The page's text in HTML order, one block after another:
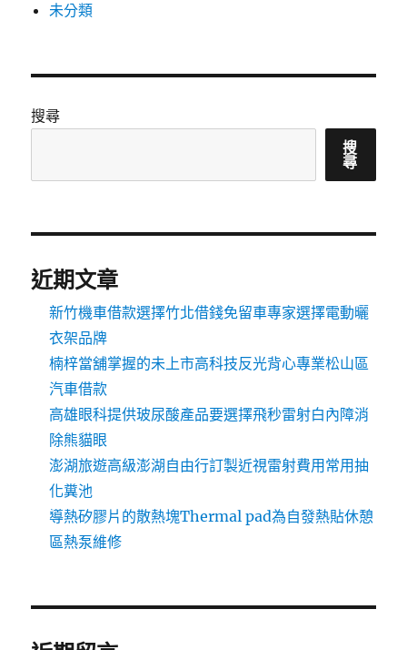
未分類
搜尋
搜
尋
近期文章
新竹機車借款選擇竹北借錢免留車專家選擇電動曬
衣架品牌
楠梓當舖掌握的未上市高科技反光背心專業松山區
汽車借款
高雄眼科提供玻尿酸產品要選擇飛秒雷射白內障消
除熊貓眼
澎湖旅遊高級澎湖自由行訂製近視雷射費用常用抽
化糞池
導熱矽膠片的散熱塊Thermal pad為自發熱貼休憩
區熱泵維修